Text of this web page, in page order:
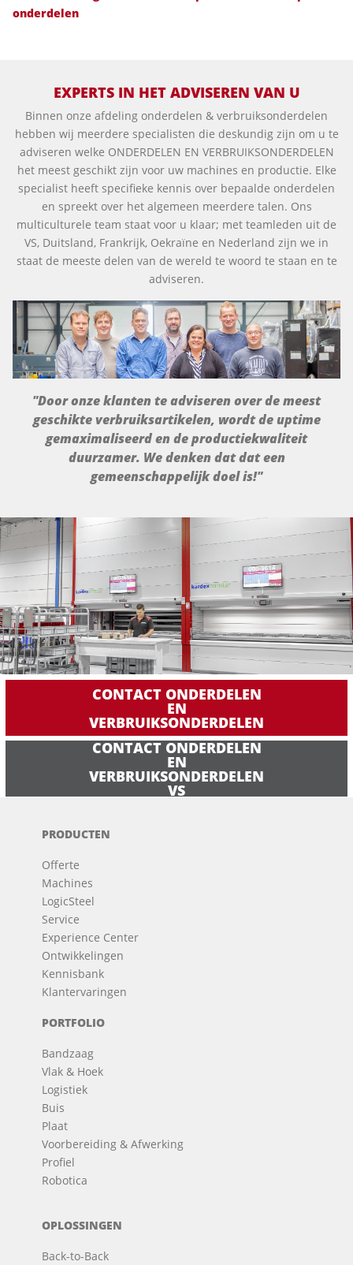
onderdelen
EXPERTS IN HET ADVISEREN VAN U
Binnen onze afdeling onderdelen & verbruiksonderdelen
hebben wij meerdere specialisten die deskundig zijn om u te
adviseren welke ONDERDELEN EN VERBRUIKSONDERDELEN
het meest geschikt zijn voor uw machines en productie. Elke
specialist heeft specifieke kennis over bepaalde onderdelen
en spreekt over het algemeen meerdere talen. Ons
multiculturele team staat voor u klaar; met teamleden uit de
VS, Duitsland, Frankrijk, Oekraïne en Nederland zijn we in
staat de meeste delen van de wereld te woord te staan en te
adviseren.
"Door onze klanten te adviseren over de meest
geschikte verbruiksartikelen, wordt de uptime
gemaximaliseerd en de productiekwaliteit
duurzamer. We denken dat dat een
gemeenschappelijk doel is!"
CONTACT ONDERDELEN
EN
VERBRUIKSONDERDELEN
CONTACT ONDERDELEN
EN
VERBRUIKSONDERDELEN
VS
PRODUCTEN
Offerte
Machines
LogicSteel
Service
Experience Center
Ontwikkelingen
Kennisbank
Klantervaringen
PORTFOLIO
Bandzaag
Vlak & Hoek
Logistiek
Buis
Plaat
Voorbereiding & Afwerking
Profiel
Robotica
OPLOSSINGEN
Back-to-Back